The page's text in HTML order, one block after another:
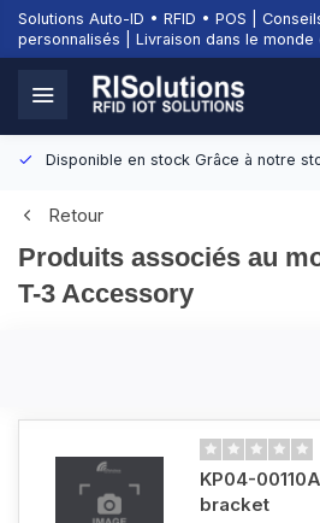
Solutions Auto-ID • RFID • POS |
personnalisés | Livraison dans le monde
Disponible en stock Grâce à notre
Retour
Produits associés au
T-3 Accessory
KP04-
bracket